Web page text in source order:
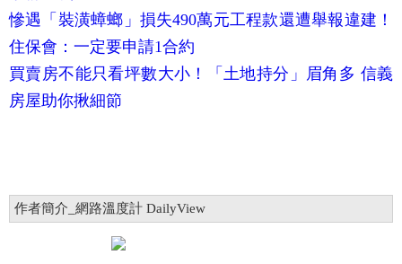
慘遇「裝潢蟑螂」損失490萬元工程款還遭舉報違建！
住保會：一定要申請1合約
買賣房不能只看坪數大小！「土地持分」眉角多 信義
房屋助你揪細節
作者簡介_網路溫度計 DailyView